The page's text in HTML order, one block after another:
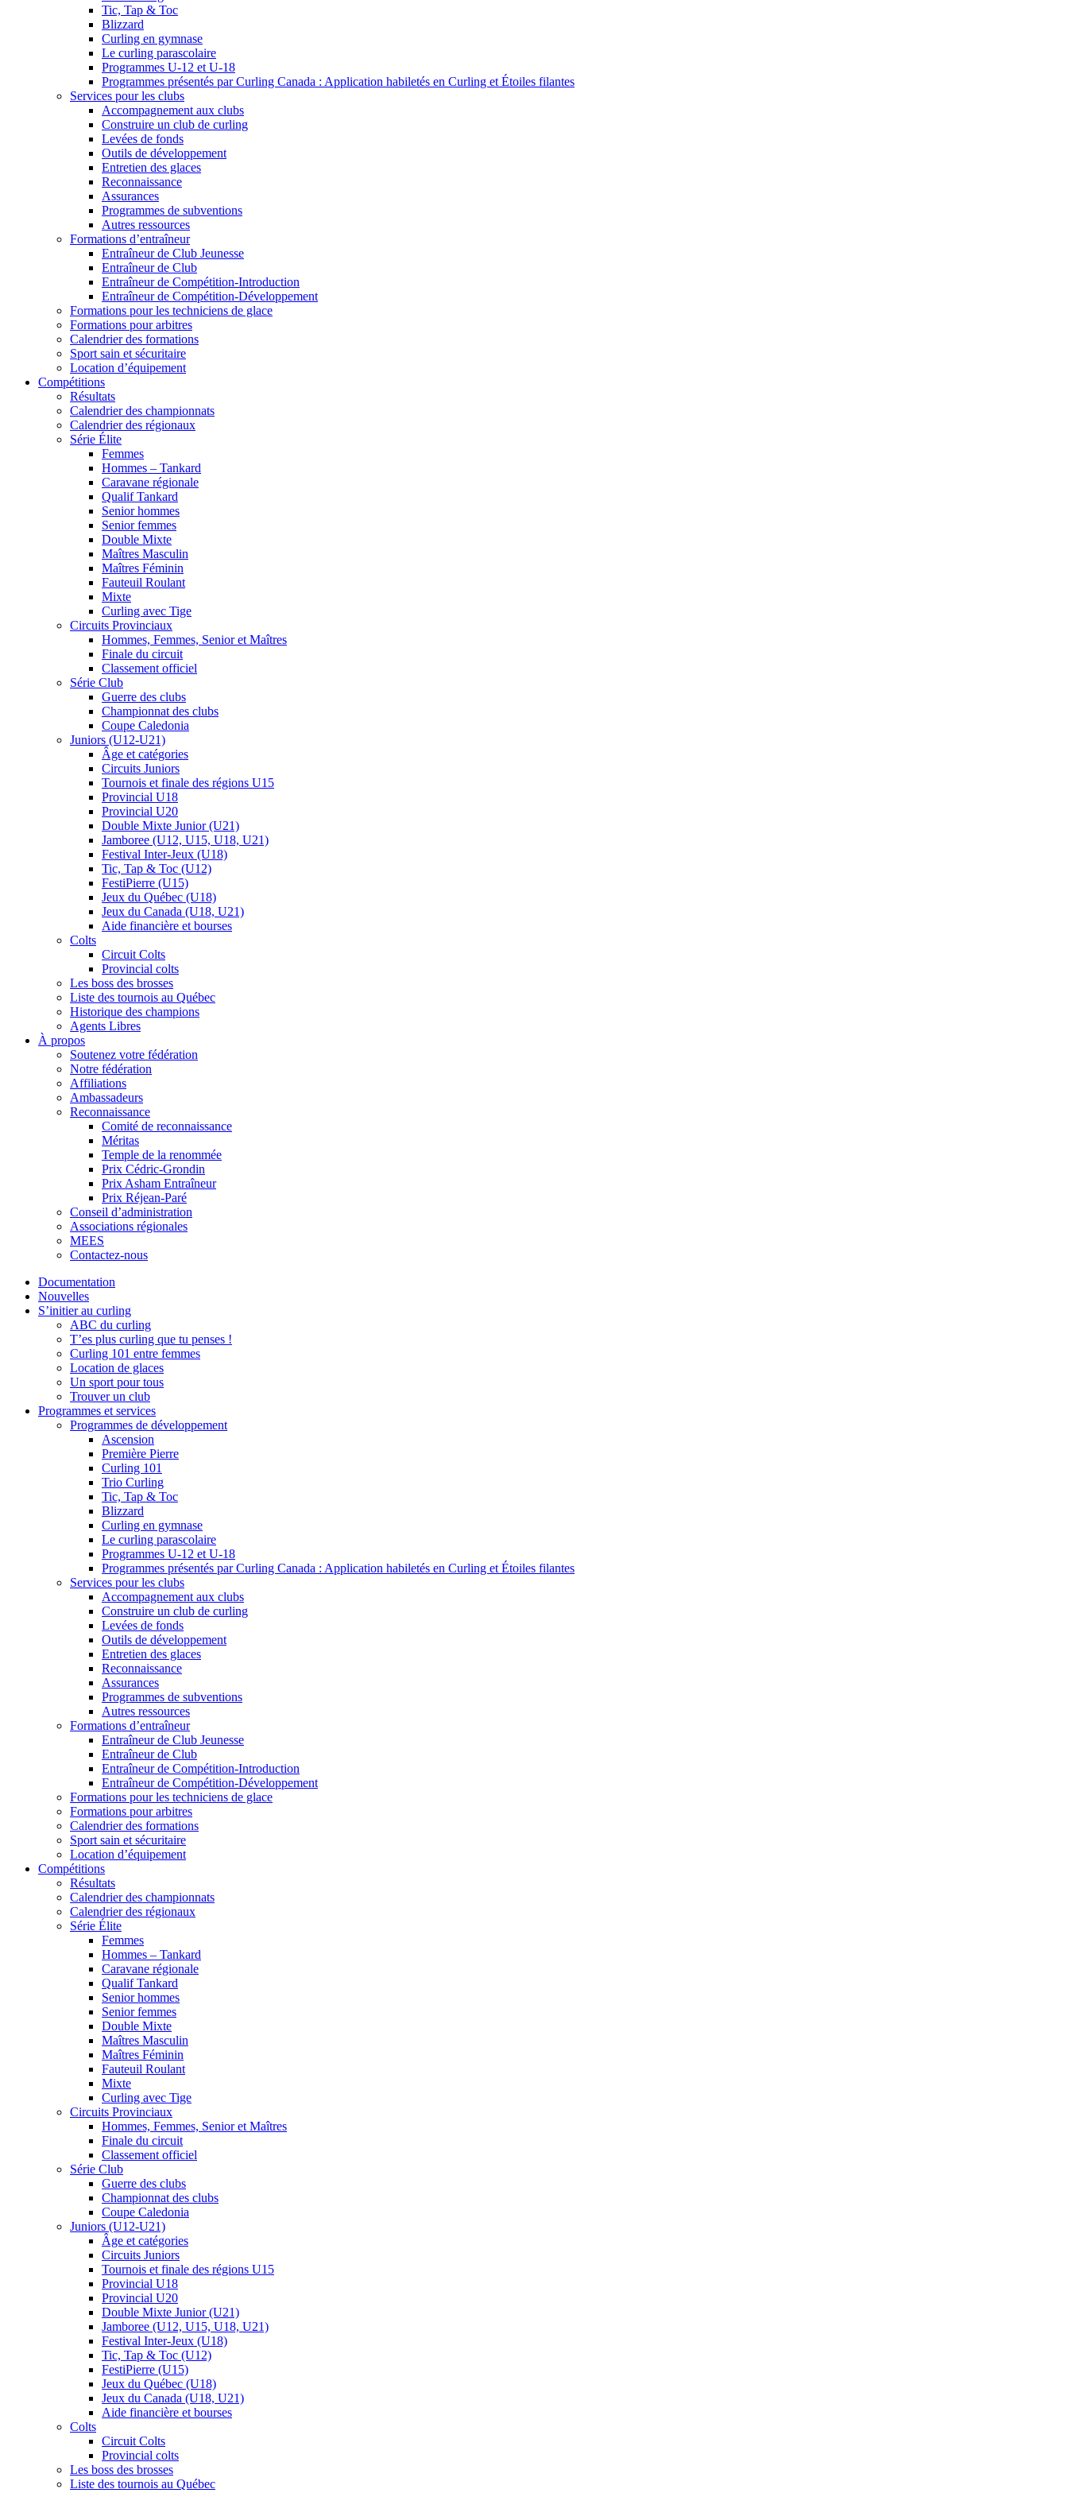
Tic, Tap & Toc
Blizzard
Curling en gymnase
Le curling parascolaire
Programmes U-12 et U-18
Programmes présentés par Curling Canada : Application habiletés en Curling et Étoiles filantes
Services pour les clubs
Accompagnement aux clubs
Construire un club de curling
Levées de fonds
Outils de développement
Entretien des glaces
Reconnaissance
Assurances
Programmes de subventions
Autres ressources
Formations d’entraîneur
Entraîneur de Club Jeunesse
Entraîneur de Club
Entraîneur de Compétition-Introduction
Entraîneur de Compétition-Développement
Formations pour les techniciens de glace
Formations pour arbitres
Calendrier des formations
Sport sain et sécuritaire
Location d’équipement
Compétitions
Résultats
Calendrier des championnats
Calendrier des régionaux
Série Élite
Femmes
Hommes – Tankard
Caravane régionale
Qualif Tankard
Senior hommes
Senior femmes
Double Mixte
Maîtres Masculin
Maîtres Féminin
Fauteuil Roulant
Mixte
Curling avec Tige
Circuits Provinciaux
Hommes, Femmes, Senior et Maîtres
Finale du circuit
Classement officiel
Série Club
Guerre des clubs
Championnat des clubs
Coupe Caledonia
Juniors (U12-U21)
Âge et catégories
Circuits Juniors
Tournois et finale des régions U15
Provincial U18
Provincial U20
Double Mixte Junior (U21)
Jamboree (U12, U15, U18, U21)
Festival Inter-Jeux (U18)
Tic, Tap & Toc (U12)
FestiPierre (U15)
Jeux du Québec (U18)
Jeux du Canada (U18, U21)
Aide financière et bourses
Colts
Circuit Colts
Provincial colts
Les boss des brosses
Liste des tournois au Québec
Historique des champions
Agents Libres
À propos
Soutenez votre fédération
Notre fédération
Affiliations
Ambassadeurs
Reconnaissance
Comité de reconnaissance
Méritas
Temple de la renommée
Prix Cédric-Grondin
Prix Asham Entraîneur
Prix Réjean-Paré
Conseil d’administration
Associations régionales
MEES
Contactez-nous
Documentation
Nouvelles
S’initier au curling
ABC du curling
T’es plus curling que tu penses !
Curling 101 entre femmes
Location de glaces
Un sport pour tous
Trouver un club
Programmes et services
Programmes de développement
Ascension
Première Pierre
Curling 101
Trio Curling
Tic, Tap & Toc
Blizzard
Curling en gymnase
Le curling parascolaire
Programmes U-12 et U-18
Programmes présentés par Curling Canada : Application habiletés en Curling et Étoiles filantes
Services pour les clubs
Accompagnement aux clubs
Construire un club de curling
Levées de fonds
Outils de développement
Entretien des glaces
Reconnaissance
Assurances
Programmes de subventions
Autres ressources
Formations d’entraîneur
Entraîneur de Club Jeunesse
Entraîneur de Club
Entraîneur de Compétition-Introduction
Entraîneur de Compétition-Développement
Formations pour les techniciens de glace
Formations pour arbitres
Calendrier des formations
Sport sain et sécuritaire
Location d’équipement
Compétitions
Résultats
Calendrier des championnats
Calendrier des régionaux
Série Élite
Femmes
Hommes – Tankard
Caravane régionale
Qualif Tankard
Senior hommes
Senior femmes
Double Mixte
Maîtres Masculin
Maîtres Féminin
Fauteuil Roulant
Mixte
Curling avec Tige
Circuits Provinciaux
Hommes, Femmes, Senior et Maîtres
Finale du circuit
Classement officiel
Série Club
Guerre des clubs
Championnat des clubs
Coupe Caledonia
Juniors (U12-U21)
Âge et catégories
Circuits Juniors
Tournois et finale des régions U15
Provincial U18
Provincial U20
Double Mixte Junior (U21)
Jamboree (U12, U15, U18, U21)
Festival Inter-Jeux (U18)
Tic, Tap & Toc (U12)
FestiPierre (U15)
Jeux du Québec (U18)
Jeux du Canada (U18, U21)
Aide financière et bourses
Colts
Circuit Colts
Provincial colts
Les boss des brosses
Liste des tournois au Québec